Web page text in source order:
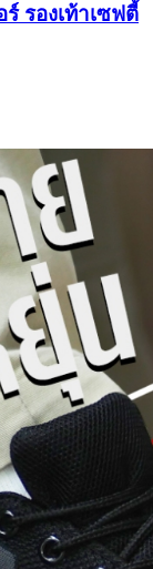
รองเท้าเซฟตี้